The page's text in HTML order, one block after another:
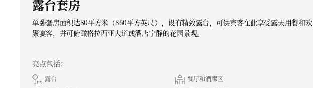
露台套房
单卧套房面积达80平方米（860平方英尺），设有精致露台，可供宾客在此享受露天用餐和欢
聚宴客，并可俯瞰格拉西亚大道或酒店宁静的花园景观。
亮点包括：
露台
餐厅和酒廊区